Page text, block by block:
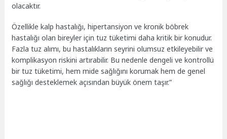
olacaktır.
Özellikle kalp hastalığı, hipertansiyon ve kronik böbrek
hastalığı olan bireyler için tuz tüketimi daha kritik bir konudur.
Fazla tuz alımı, bu hastalıkların seyrini olumsuz etkileyebilir ve
komplikasyon riskini artırabilir. Bu nedenle dengeli ve kontrollü
bir tuz tüketimi, hem mide sağlığını korumak hem de genel
sağlığı desteklemek açısından büyük önem taşır.”